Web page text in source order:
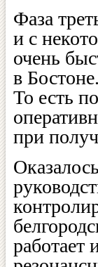
Фаза
и с
очень
в
То есть
при
работает